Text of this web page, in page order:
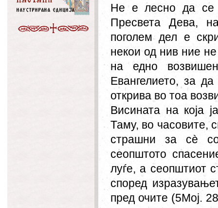
Не е лесно да се
Пресвета Дева,
поголем дел е
некои од нив ние
на едно
Евангелието, за
открива во тоа
Висината на која
Таму, во часовите,
страшни за сè
сеопштото
луѓе, а сеопштиот
според
пред очите (5Мој.